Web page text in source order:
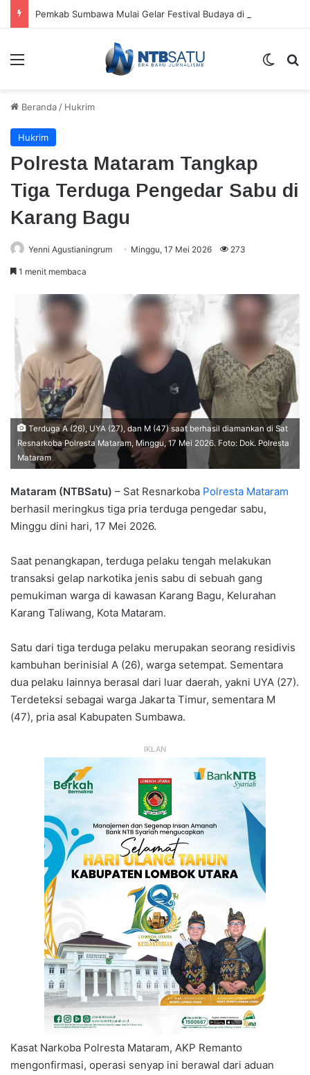
Menu
Beranda / Hukrim
Hukrim
Polresta Mataram Tangkap
Tiga Terduga Pengedar Sabu di
Karang Bagu
Yenni Agustianingrum Minggu, 17 Mei 2026 273
1 menit membaca
Terduga A (26), UYA (27), dan M (47) saat berhasil diamankan di Sat
Resnarkoba Polresta Mataram, Minggu, 17 Mei 2026. Foto: Dok. Polresta
Mataram
Mataram (NTBSatu) – Sat Resnarkoba Polresta Mataram
berhasil meringkus tiga pria terduga pengedar sabu,
Minggu dini hari, 17 Mei 2026.
Saat penangkapan, terduga pelaku tengah melakukan
transaksi gelap narkotika jenis sabu di sebuah gang
pemukiman warga di kawasan Karang Bagu, Kelurahan
Karang Taliwang, Kota Mataram.
Satu dari tiga terduga pelaku merupakan seorang residivis
kambuhan berinisial A (26), warga setempat. Sementara
dua pelaku lainnya berasal dari luar daerah, yakni UYA (27).
Terdeteksi sebagai warga Jakarta Timur, sementara M
(47), pria asal Kabupaten Sumbawa.
IKLAN
Kasat Narkoba Polresta Mataram, AKP Remanto
mengonfirmasi, operasi senyap ini berawal dari aduan